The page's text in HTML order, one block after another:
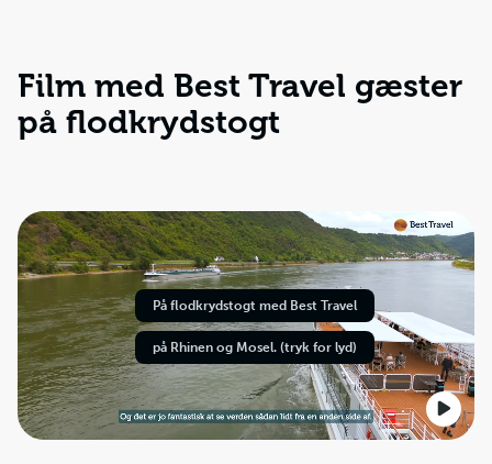
Film med Best Travel gæster
på flodkrydstogt
På flodkrydstogt med Best Travel
på Rhinen og Mosel. (tryk for lyd)